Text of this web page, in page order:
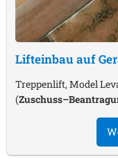
Lifteinbau auf
Treppenlift, Model
(